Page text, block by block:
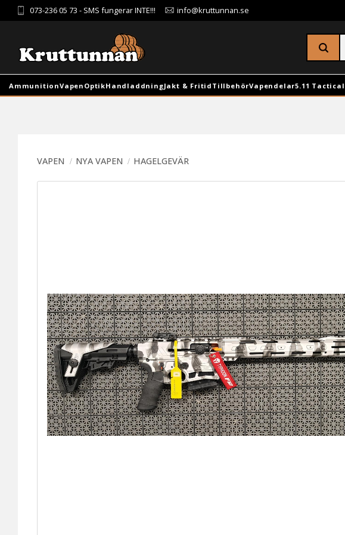
073-236 05 73 - SMS fungerar INTE!!! info@kruttunnan.se
AmmunitionVapen OptikHandladdningJakt & Fritid TillbehörVapendelar5.11 Tactical
VAPEN NYA VAPEN HAGELGEVÄR